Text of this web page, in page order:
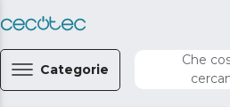
Categorie
Che